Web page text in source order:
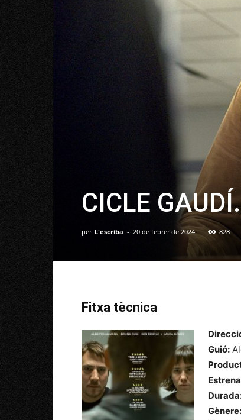
CICLE
per L'escriba - 20 de febrer de 2024 828
Fitxa tècnica
Guió:
Gènere: